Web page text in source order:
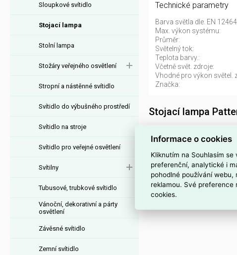
Sloupkové svítidlo
Stojací lampa
Stolní lampa
Stožáry veřejného osvětlení
Stropní a nástěnné svítidlo
Svítidlo do výbušného prostředí
Svítidlo na stroje
Svítidlo pro veřejné osvětlení
Svítilny
Tubusové, trubkové svítidlo
Vánoční, dekorativní a párty
osvětlení
Závěsné svítidlo
Zemní svítidlo
Technické parametry
Barva světla dle. EN
Max. výkon systému:
Průměr:
Světelný tok:
Teplota barvy.:
Včetně svět. zdroje:
Vhodné pro výkon světel.
Značka:
Stojací lampa
Svítidlo MOD267FL-
4099776072089, kód
MOD267FL-L32G3K je
Interní název
Svítidlo MOD267FL-L32G3K
Informace o cookies
Kliknutím na Souhlasím
preferenční, analytické i
pohodlné používání
reklamou. Své preference
cookies.